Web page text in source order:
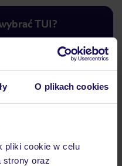
O plikach cookies
pliki cookie w celu
strony oraz
TUI?
biuro
30 lat w